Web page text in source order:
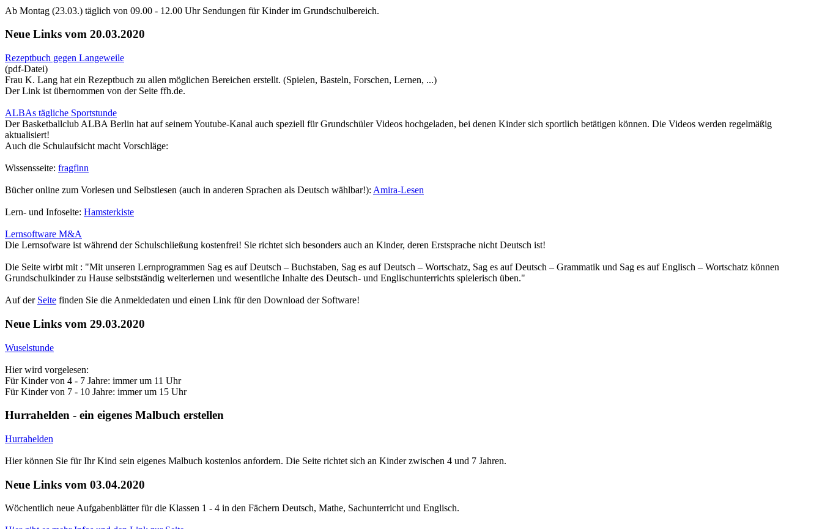
Ab Montag (23.03.) täglich von 09.00 - 12.00 Uhr Sendungen für Kinder im Grundschulbereich.
Neue Links vom 20.03.2020
Rezeptbuch gegen Langeweile
(pdf-Datei)
Frau K. Lang hat ein Rezeptbuch zu allen möglichen Bereichen erstellt. (Spielen, Basteln, Forschen, Lernen, ...)
Der Link ist übernommen von der Seite ffh.de.
ALBAs tägliche Sportstunde
Der Basketballclub ALBA Berlin hat auf seinem Youtube-Kanal auch speziell für Grundschüler Videos hochgeladen, bei denen Kinder sich sportlich betätigen können. Die Videos werden regelmäßig
aktualisiert!
Auch die Schulaufsicht macht Vorschläge:
Wissensseite: fragfinn
Bücher online zum Vorlesen und Selbstlesen (auch in anderen Sprachen als Deutsch wählbar!): Amira-Lesen
Lern- und Infoseite: Hamsterkiste
Lernsoftware M&A
Die Lernsofware ist während der Schulschließung kostenfrei! Sie richtet sich besonders auch an Kinder, deren Erstsprache nicht Deutsch ist!
Die Seite wirbt mit : "Mit unseren Lernprogrammen Sag es auf Deutsch – Buchstaben, Sag es auf Deutsch – Wortschatz, Sag es auf Deutsch – Grammatik und Sag es auf Englisch – Wortschatz können
Grundschulkinder zu Hause selbstständig weiterlernen und wesentliche Inhalte des Deutsch- und Englischunterrichts spielerisch üben."
Auf der Seite finden Sie die Anmeldedaten und einen Link für den Download der Software!
Neue Links vom 29.03.2020
Wuselstunde
Hier wird vorgelesen:
Für Kinder von 4 - 7 Jahre: immer um 11 Uhr
Für Kinder von 7 - 10 Jahre: immer um 15 Uhr
Hurrahelden - ein eigenes Malbuch erstellen
Hurrahelden
Hier können Sie für Ihr Kind sein eigenes Malbuch kostenlos anfordern. Die Seite richtet sich an Kinder zwischen 4 und 7 Jahren.
Neue Links vom 03.04.2020
Wöchentlich neue Aufgabenblätter für die Klassen 1 - 4 in den Fächern Deutsch, Mathe, Sachunterricht und Englisch.